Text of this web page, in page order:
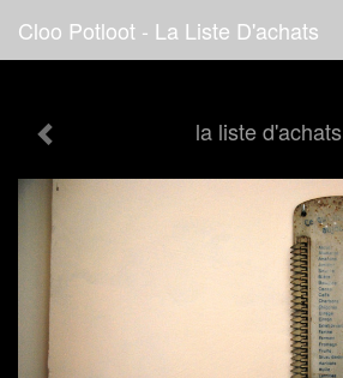
Cloo Potloot - La Liste D'achats
la liste d'achats